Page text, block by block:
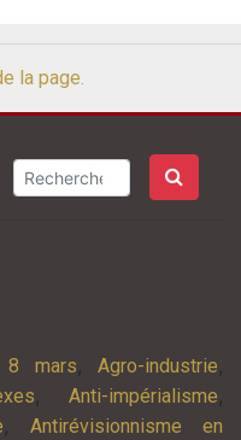
la page.
8 mars, Agro-industrie,
,Anti-impérialisme,
, Antirévisionnisme en